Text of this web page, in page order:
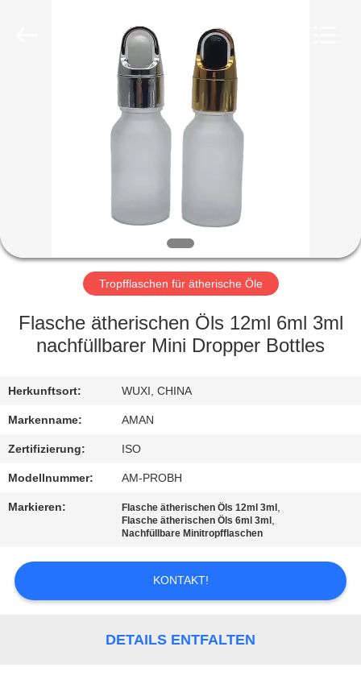
PRODUKTE
VR-
SHOW
ÜBER
UNS
WERKSBESICHTIGUNG
QUALITÄTSKONTROLLE
MIT
NACHRICHT
Tropfflaschen für ätherische Öle
Flasche ätherischen Öls 12ml 6ml 3ml
nachfüllbarer Mini Dropper Bottles
Herkunftsort: WUXI, CHINA
Markenname: AMAN
Zertifizierung: ISO
Modellnummer: AM-PROBH
Markieren: Flasche ätherischen Öls 12ml 3ml ,
Flasche ätherischen Öls 6ml 3ml ,
Nachfüllbare Minitropfflaschen
KONTAKT!
DETAILS ENTFALTEN